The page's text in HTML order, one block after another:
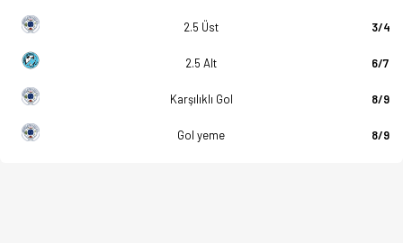
2.5 Üst 3/4
2.5 Alt 6/7
Karşılıklı Gol 8/9
Gol yeme 8/9